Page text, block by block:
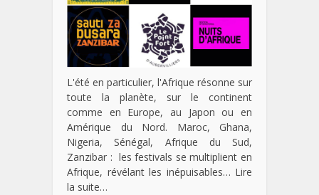
L'été en particulier, l'Afrique résonne sur
toute la planète, sur le continent
comme en Europe, au Japon ou en
Amérique du Nord. Maroc, Ghana,
Nigeria, Sénégal, Afrique du Sud,
Zanzibar : les festivals se multiplient en
Afrique, révélant les inépuisables… Lire
la suite…